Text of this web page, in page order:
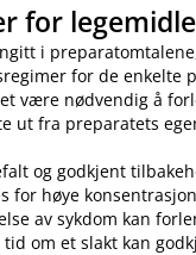
for
i
for de enkelte
være nødvendig å
ut fra preparatets
og godkjent
for høye
av sykdom kan
om et slakt kan